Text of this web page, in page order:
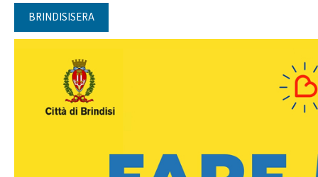
BRINDISISERA